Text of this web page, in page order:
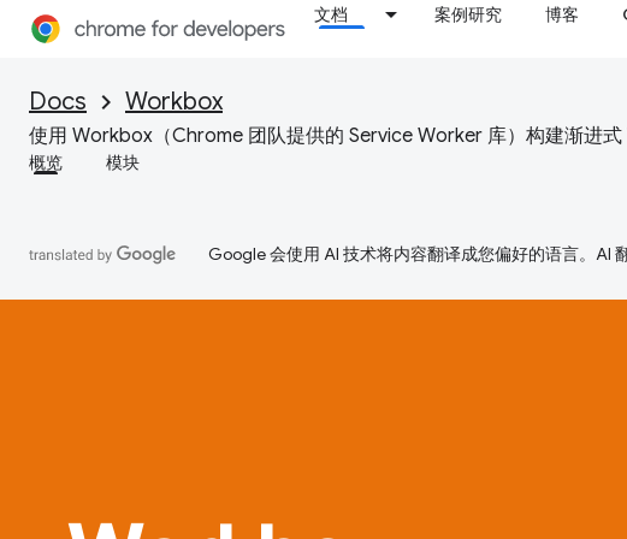
文档 案例研究 博客
Docs Workbox
使用 Workbox（Chrome 团队提供的 Service Worker 库）构建渐进式
概览 模块
Google 会使用 AI 技术将内容翻译成您偏好的语言。AI